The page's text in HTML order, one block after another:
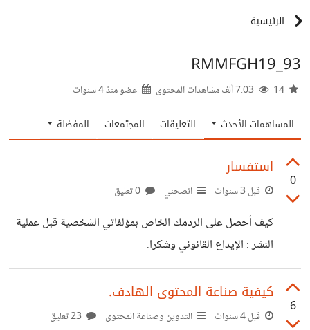
الرئيسية
RMMFGH19_93
عضو منذ4 سنوات
المساهمات الأحدث التعليقات المجتمعات المفضلة
0
استفسار
قبل 3 سنوات انصحني
كيف أحصل على الردمك الخاص بمؤلفاتي الشخصية قبل عملية
النشر : الإيداع القانوني وشكرا.
6
كيفية صناعة المحتوى الهادف.
قبل 4 سنوات التدوين وصناعة المحتوى